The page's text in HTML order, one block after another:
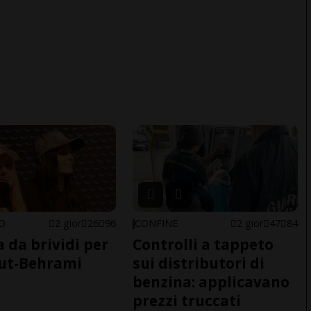
2 gior 26 96
da brividi per
Behrami
CONFINE 2 gior 47 84
Controlli a tappeto
sui distributori di
benzina: applicavano
prezzi truccati